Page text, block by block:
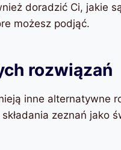
doradzić Ci, jakie
możesz podjąć.
rozwiązań
inne alternatywne
zeznań jako